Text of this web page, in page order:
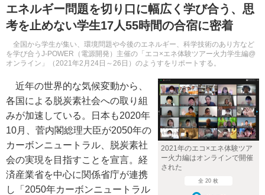
8月開催イベント・WS 全国公立高校 過去問 人気記事
自由研究教材（小学生向け） 自由研究教材（中学生向け） ランキング
エネルギー問題を切り口に幅広く学び合う、思
考を止めない学生17人55時間の合宿に密着
全国から学生が集い、環境問題や今後のエネルギー、科学技術のあり方など
を学び合うJ-POWER（電源開発）主催の「エコ×エネ体験ツアー火力学生編@
オンライン」（2021年2月24日～26日）のようすをリポートする。
2021年のエコ×エネ体験ツア
ー火力編はオンラインで開催
された
全 20 枚
近年の世界的な気候変動から、
各国による脱炭素社会への取り組
みが加速している。日本も2020年
10月、菅内閣総理大臣が2050年の
カーボンニュートラル、脱炭素社
会の実現を目指すことを宣言。経
済産業省を中心に関係省庁が連携
し「2050年カーボンニュートラル